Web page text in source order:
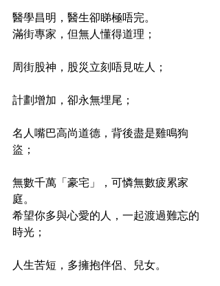
醫學昌明，醫生卻睇極唔完。
滿街專家，但無人懂得道理；
周街股神，股災立刻唔見咗人；
計劃增加，卻永無埋尾；
名人嘴巴高尚道德，背後盡是雞鳴狗
盜；
無數千萬「豪宅」，可憐無數疲累家
庭。
希望你多與心愛的人，一起渡過難忘的
時光；
人生苦短，多擁抱伴侶、兒女。